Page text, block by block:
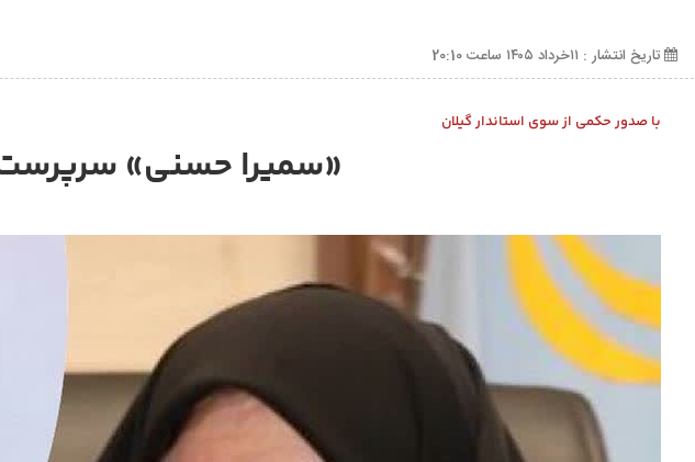
تاریخ انتشار : ۱۱خرداد ۱۴۰۵ ساعت 20:10
با صدور حکمی از سوی استاندار گیلان
«سمیرا حسنی»